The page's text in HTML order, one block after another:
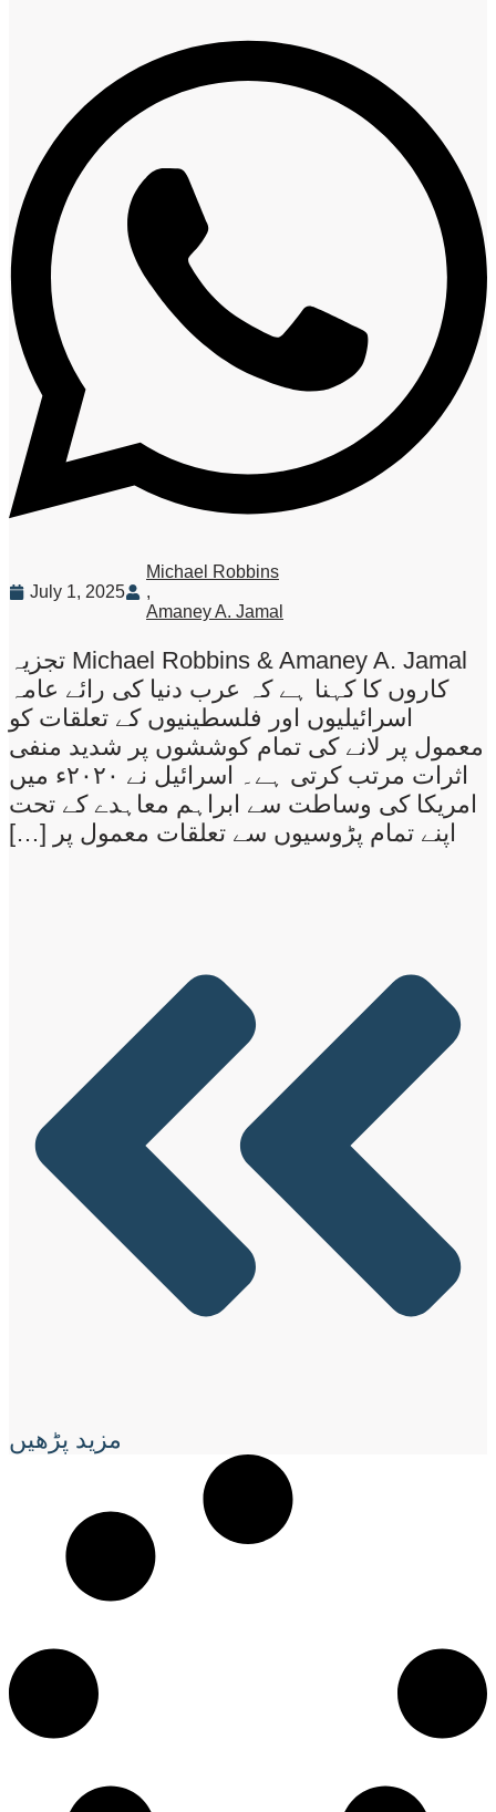
July 1, 2025
Michael Robbins
,
Amaney A. Jamal
Michael Robbins & Amaney A. Jamal تجزیہ
کاروں کا کہنا ہے کہ عرب دنیا کی رائے عامہ
اسرائیلیوں اور فلسطینیوں کے تعلقات کو
معمول پر لانے کی تمام کوششوں پر شدید منفی
اثرات مرتب کرتی ہے۔ اسرائیل نے ۲۰۲۰ء میں
امریکا کی وساطت سے ابراہم معاہدے کے تحت
اپنے تمام پڑوسیوں سے تعلقات معمول پر […]
مزید پڑھیں